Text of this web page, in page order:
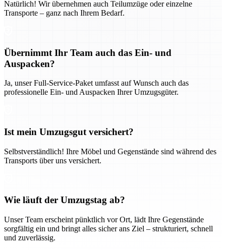
Natürlich! Wir übernehmen auch Teilumzüge oder einzelne
Transporte – ganz nach Ihrem Bedarf.
Übernimmt Ihr Team auch das Ein- und
Auspacken?
Ja, unser Full-Service-Paket umfasst auf Wunsch auch das
professionelle Ein- und Auspacken Ihrer Umzugsgüter.
Ist mein Umzugsgut versichert?
Selbstverständlich! Ihre Möbel und Gegenstände sind während des
Transports über uns versichert.
Wie läuft der Umzugstag ab?
Unser Team erscheint pünktlich vor Ort, lädt Ihre Gegenstände
sorgfältig ein und bringt alles sicher ans Ziel – strukturiert, schnell
und zuverlässig.